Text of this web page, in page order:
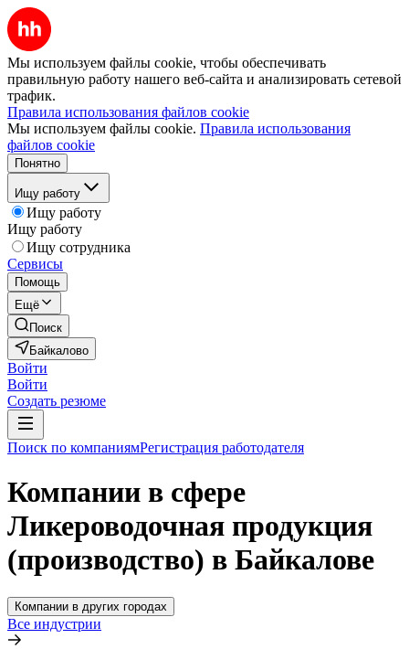
Мы используем файлы cookie, чтобы обеспечивать
правильную работу нашего веб-сайта и анализировать сетевой
трафик.
Правила использования файлов cookie
Мы используем файлы cookie. Правила использования
файлов cookie
Понятно
Ищу работу
Ищу работу
Ищу работу
Ищу сотрудника
Сервисы
Помощь
Ещё
Поиск
Байкалово
Войти
Войти
Создать резюме
Поиск по компаниямРегистрация работодателя
Компании в сфере
Ликероводочная продукция
(производство) в Байкалове
Компании в других городах
Все индустрии